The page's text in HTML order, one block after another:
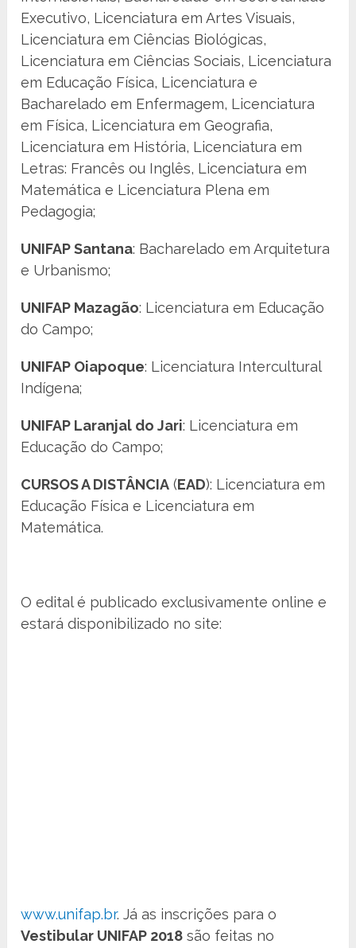
Executivo, Licenciatura em Artes Visuais,
Licenciatura em Ciências Biológicas,
Licenciatura em Ciências Sociais, Licenciatura
em Educação Física, Licenciatura e
Bacharelado em Enfermagem, Licenciatura
em Física, Licenciatura em Geografia,
Licenciatura em História, Licenciatura em
Letras: Francês ou Inglês, Licenciatura em
Matemática e Licenciatura Plena em
Pedagogia;
UNIFAP Santana: Bacharelado em Arquitetura
e Urbanismo;
UNIFAP Mazagão: Licenciatura em Educação
do Campo;
UNIFAP Oiapoque: Licenciatura Intercultural
Indígena;
UNIFAP Laranjal do Jari: Licenciatura em
Educação do Campo;
CURSOS A DISTÂNCIA (EAD): Licenciatura em
Educação Física e Licenciatura em
Matemática.
O edital é publicado exclusivamente online e
estará disponibilizado no site:
www.unifap.br. Já as inscrições para o
Vestibular UNIFAP 2018 são feitas no